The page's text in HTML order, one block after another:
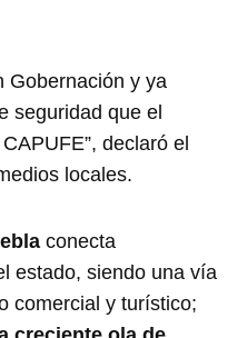
Gobernación y ya
seguridad que el
declaró el
locales.
conecta
estado, siendo una vía
comercial y turístico;